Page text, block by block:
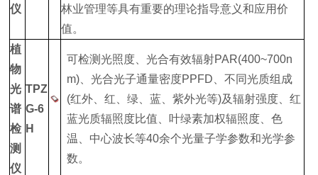
仪
林业管理等具有重要的理论指导意义和应用价
值。
植
物
光
谱
检
测
仪
TPZ
G-6
H
可检测光照度、光合有效辐射PAR(400~700n
m)、光合光子通量密度PPFD、不同光质组成
(红外、红、绿、蓝、紫外光等)及辐射强度、红
蓝光质辐照度比值、叶绿素加权辐照度、色
温、中心波长等40余个光量子学参数和光学参
数。